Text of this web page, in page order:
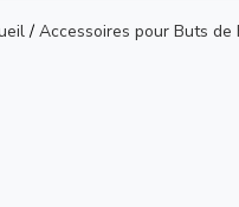
/ Accessoires pour Buts de